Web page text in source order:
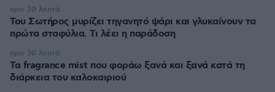
Του Σωτήρος μυρίζει τηγανητό ψάρι και γλυκαίνουν τα
πρώτα σταφύλια. Τι λέει η παράδοση
πριν 30 λεπτά
Τα fragrance mist που φοράω ξανά και ξανά κατά τη
διάρκεια του καλοκαιριού
πριν 30 λεπτά